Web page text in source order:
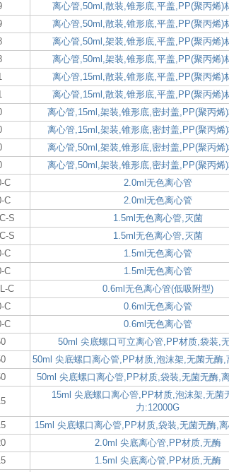
离心管,50ml,散装,锥形底,平盖,PP(聚丙烯)
离心管,50ml,散装,锥形底,平盖,PP(聚丙烯)
离心管,50ml,架装,锥形底,平盖,PP(聚丙烯)
离心管,50ml,架装,锥形底,平盖,PP(聚丙烯)
离心管,15ml,散装,锥形底,平盖,PP(聚丙烯)
离心管,15ml,散装,锥形底,平盖,PP(聚丙烯)
离心管,15ml,架装,锥形底,密封盖,PP(聚丙烯
离心管,15ml,架装,锥形底,密封盖,PP(聚丙烯
离心管,50ml,架装,锥形底,密封盖,PP(聚丙烯
离心管,50ml,架装,锥形底,密封盖,PP(聚丙烯
C
2.0ml无色离心管
C
2.0ml无色离心管
S
1.5ml无色离心管,灭菌
S
1.5ml无色离心管,灭菌
C
1.5ml无色离心管
C
1.5ml无色离心管
C
0.6ml无色离心管(低吸附型)
C
0.6ml无色离心管
C
0.6ml无色离心管
50ml 尖底螺口可立离心管,PP材质,袋装,
50ml 尖底螺口离心管,PP材质,泡沫架,无菌无酶,
50ml 尖底螺口离心管,PP材质,袋装,无菌无酶,
15ml 尖底螺口离心管,PP材质,泡沫架,无菌
力:12000G
15ml 尖底螺口离心管,PP材质,袋装,无菌无酶,
2.0ml 尖底离心管,PP材质,无酶
1.5ml 尖底离心管,PP材质,无酶